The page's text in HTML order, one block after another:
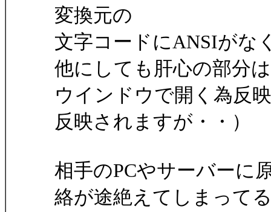
変換元の
文字コードにANSIがな
他にしても肝心の部分
ウインドウで開く為反
反映されますが・・）
相手のPCやサーバーに
絡が途絶えてしまって